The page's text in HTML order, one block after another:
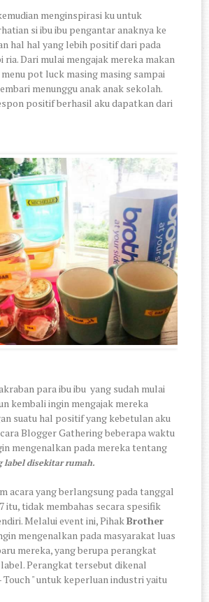
menginspirasi ku untuk
si ibu ibu pengantar anaknya ke
hal hal yang lebih positif dari pada
ria. Dari mulai mengajak mereka makan
pot luck masing masing sampai
menunggu anak anak sekolah.
positif berhasil aku dapatkan dari
para ibu ibu yang sudah mulai
kembali ingin mengajak mereka
suatu hal positif yang kebetulan aku
Blogger Gathering beberapa waktu
mengenalkan pada mereka tentang
label disekitar rumah.
acara yang berlangsung pada tanggal
itu, tidak membahas secara spesifik
Melalui event ini, PihakBrother
mengenalkan pada masyarakat luas
mereka, yang berupa perangkat
Perangkat tersebut dikenal
Touch " untuk keperluan industri yaitu